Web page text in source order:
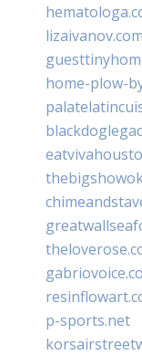
lizaivanov.com
home-plow-
p-sports.net